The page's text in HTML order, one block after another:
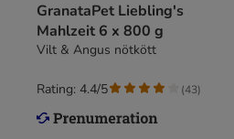
GranataPet Liebling's
Mahlzeit 6 x 800 g
Vilt & Angus nötkött
Rating: 4.4/5 (43)